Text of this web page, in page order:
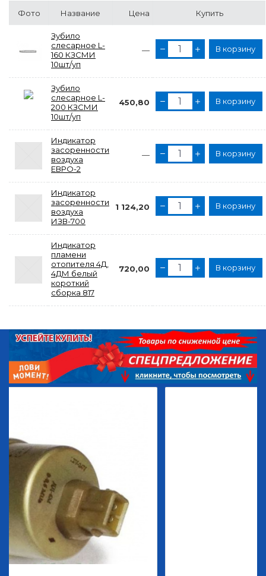
Фото Название Цена Купить
Зубило
слесарное L-
160 КЗСМИ
10шт/уп
— В корзину
Зубило
слесарное L-
200 КЗСМИ
10шт/уп
450,80 В корзину
Индикатор
засоренности
воздуха
ЕВРО-2
— В корзину
Индикатор
засоренности
воздуха
ИЗВ-700
1 124,20 В корзину
Индикатор
пламени
отопителя 4Д,
4ДМ белый
короткий
сборка 817
720,00 В корзину